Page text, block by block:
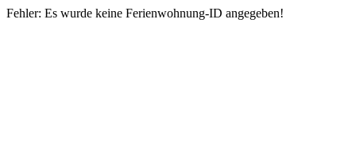
Fehler: Es wurde keine Ferienwohnung-ID angegeben!